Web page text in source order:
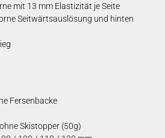
mit 13 mm Elastizität je Seite
Seitwärtsauslösung und hinten
Fersenbacke
Skistopper (50g)